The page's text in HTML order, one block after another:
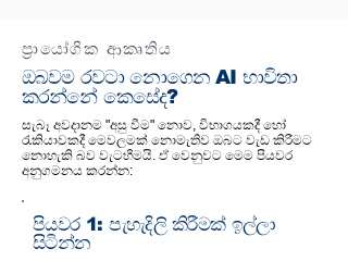
ප්‍රායෝගික ආකෘතිය
ඔබවම රවටා නොගෙන AI භාවිතා
කරන්නේ කෙසේද?
සැබෑ අවදානම "අසු වීම" නොව, විභාගයකදී හෝ
රැකියාවකදී මෙවලමක් නොමැතිව ඔබට වැඩ කිරීමට
නොහැකි බව වැටහීමයි. ඒ වෙනුවට මෙම පියවර
අනුගමනය කරන්න:
පියවර 1: පැහැදිලි කිරීමක් ඉල්ලා
සිටින්න